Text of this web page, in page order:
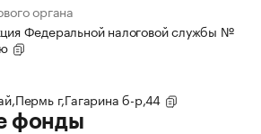
органа
Федеральной налоговой службы №
г,Гагарина б-р,44
фонды